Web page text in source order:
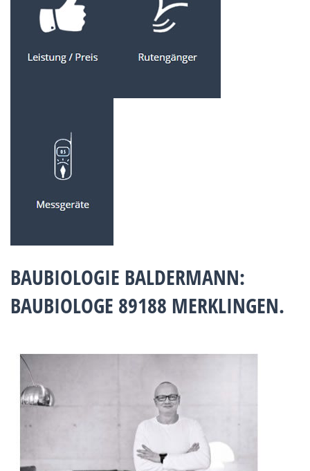
BAUBIOLOGIE BALDERMANN:
BAUBIOLOGE 89188 MERKLINGEN.